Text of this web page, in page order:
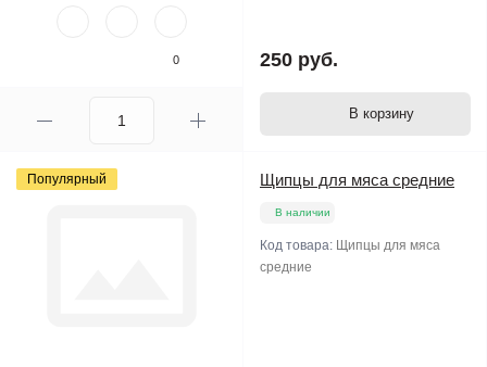
0 250 руб.
В корзину
Популярный Щипцы для мяса средние
В наличии
Код товара: Щипцы для мяса
средние